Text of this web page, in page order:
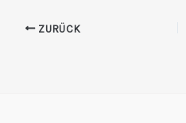
ZURÜCK